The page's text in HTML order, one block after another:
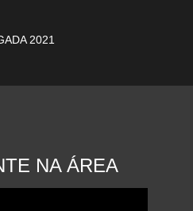
2021
NA ÁREA